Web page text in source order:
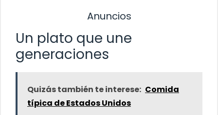
Anuncios
Un plato que une
generaciones
Quizás también te interese: Comida
típica de Estados Unidos